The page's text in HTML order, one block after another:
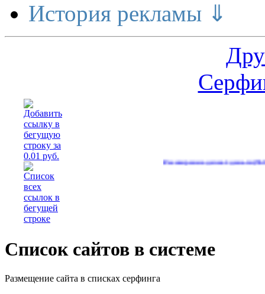
История рекламы ⇓
Расширение делает деньги(569)…
Список сайтов в системе
Размещение сайта в списках серфинга